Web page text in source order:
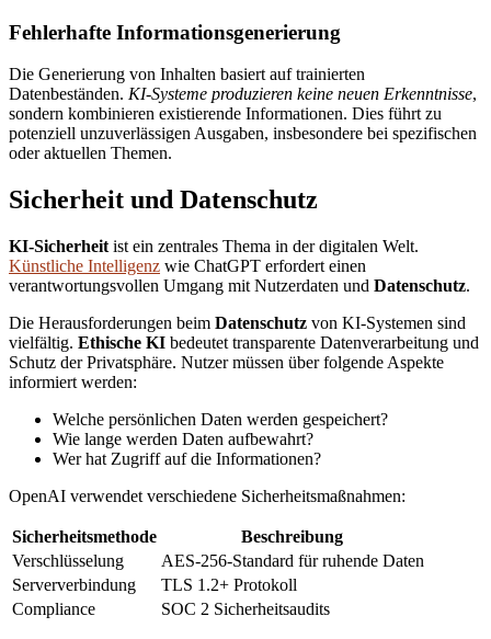
Fehlerhafte Informationsgenerierung
Die Generierung von Inhalten basiert auf trainierten
Datenbeständen. KI-Systeme produzieren keine neuen Erkenntnisse,
sondern kombinieren existierende Informationen. Dies führt zu
potenziell unzuverlässigen Ausgaben, insbesondere bei spezifischen
oder aktuellen Themen.
Sicherheit und Datenschutz
KI-Sicherheit ist ein zentrales Thema in der digitalen Welt.
Künstliche Intelligenz wie ChatGPT erfordert einen
verantwortungsvollen Umgang mit Nutzerdaten und Datenschutz.
Die Herausforderungen beim Datenschutz von KI-Systemen sind
vielfältig. Ethische KI bedeutet transparente Datenverarbeitung und
Schutz der Privatsphäre. Nutzer müssen über folgende Aspekte
informiert werden:
Welche persönlichen Daten werden gespeichert?
Wie lange werden Daten aufbewahrt?
Wer hat Zugriff auf die Informationen?
OpenAI verwendet verschiedene Sicherheitsmaßnahmen:
Sicherheitsmethode
Beschreibung
Verschlüsselung
AES-256-Standard für ruhende Daten
Serververbindung
TLS 1.2+ Protokoll
Compliance
SOC 2 Sicherheitsaudits